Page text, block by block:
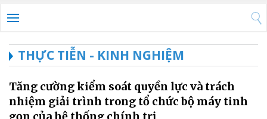
THỰC TIỄN - KINH NGHIỆM
Tăng cường kiểm soát quyền lực và trách
nhiệm giải trình trong tổ chức bộ máy tinh
gọn của hệ thống chính trị